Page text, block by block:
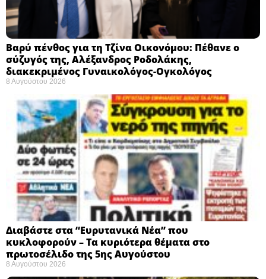
Βαρύ πένθος για τη Τζίνα Οικονόμου: Πέθανε ο
σύζυγός της, Αλέξανδρος Ροδολάκης,
διακεκριμένος Γυναικολόγος-Ογκολόγος
8 Αυγούστου 2026
Διαβάστε στα “Ευρυτανικά Νέα” που
κυκλοφορούν – Τα κυριότερα θέματα στο
πρωτοσέλιδο της 5ης Αυγούστου
8 Αυγούστου 2026